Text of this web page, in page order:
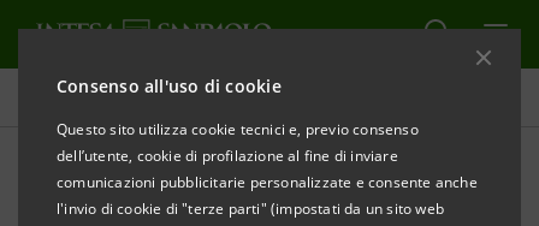
Consenso all'uso di cookie
Questo sito utilizza cookie tecnici e, previo consenso
dell’utente, cookie di profilazione al fine di inviare
comunicazioni pubblicitarie personalizzate e consente anche
l'invio di cookie di "terze parti" (impostati da un sito web
Comunicati stampa
STAMPA AGGIORNA
COMUNICATO STAMPA